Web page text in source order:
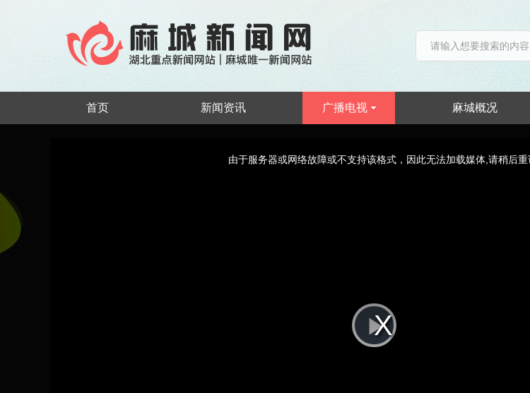
首页 新闻资讯 广播电视 麻城概况
Play
由于服务器或网络故障或不支持该格式，因此无法加载媒体,请稍后重